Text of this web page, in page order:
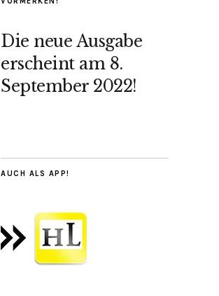
Die neue Ausgabe
erscheint am 8.
September 2022!
AUCH ALS APP!